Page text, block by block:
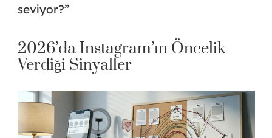
seviyor?”
2026’da Instagram’ın Öncelik
Verdiği Sinyaller